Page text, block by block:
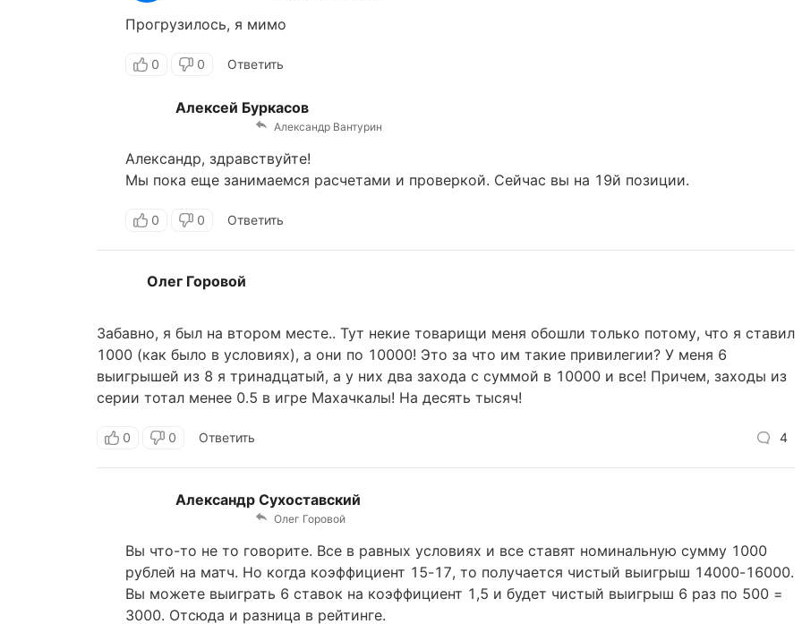
Прогрузилось, я мимо
0 0 Ответить
Алексей Буркасов
Александр Вантурин
Александр, здравствуйте!
Мы пока еще занимаемся расчетами и проверкой. Сейчас вы на 19й позиции.
0 0 Ответить
Олег Горовой
Забавно, я был на втором месте.. Тут некие товарищи меня обошли только потому, что я ставил
1000 (как было в условиях), а они по 10000! Это за что им такие привилегии? У меня 6
выигрышей из 8 я тринадцатый, а у них два захода с суммой в 10000 и все! Причем, заходы из
серии тотал менее 0.5 в игре Махачкалы! На десять тысяч!
0 0 Ответить 4
Александр Сухоставский
Олег Горовой
Вы что-то не то говорите. Все в равных условиях и все ставят номинальную сумму 1000
рублей на матч. Но когда коэффициент 15-17, то получается чистый выигрыш 14000-16000.
Вы можете выиграть 6 ставок на коэффициент 1,5 и будет чистый выигрыш 6 раз по 500 =
3000. Отсюда и разница в рейтинге.